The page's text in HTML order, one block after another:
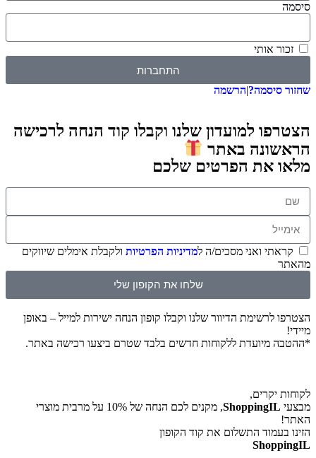
סיסמה
זכור אותי
התחברות
שחזור סיסמה?|הרשמה
הצטרפו למועדון שלנו וקבלו קוד הנחה לרכישה
הראשונה באתר
מלאו את הפרטים שלכם
קראתי ואני מסכים/ה למדיניות הפרטיות ולקבלת אימלים שיווקים
מהאתר
שלחו את הקופון שלי
הצטרפו לרשימת הדיוור שלנו וקבלו קופון הנחה ישירות למייל – באופן
מיידי!
*ההטבה מיועדת ללקוחות חדשים בלבד שטרם ביצעו רכישה באתר.
לקוחות יקרים,
מבצעי ShoppingIL
, מקנים לכם הנחה של 10% על מרבית מוצרי
האתר!
הזינו בעמוד התשלום את קוד הקופון
ShoppingIL